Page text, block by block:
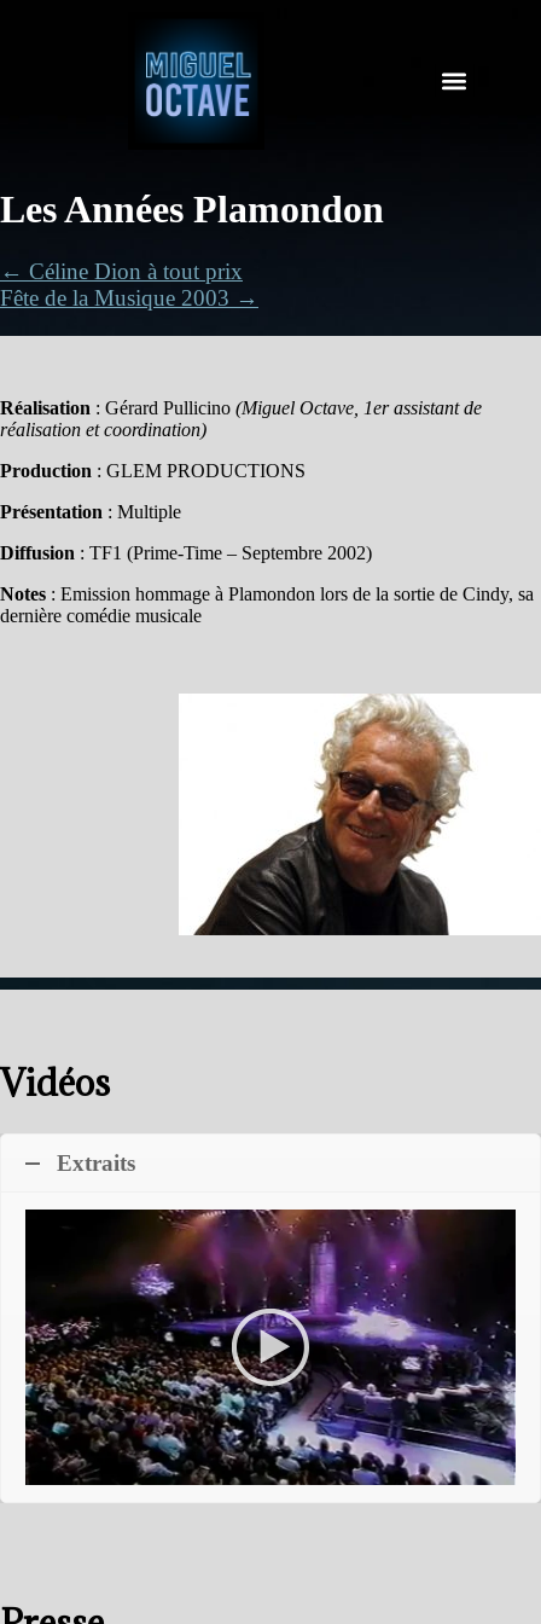
Les Années Plamondon
← Céline Dion à tout prix
Fête de la Musique 2003 →
Réalisation : Gérard Pullicino (Miguel Octave, 1er assistant de
réalisation et coordination)
Production : GLEM PRODUCTIONS
Présentation : Multiple
Diffusion : TF1 (Prime-Time – Septembre 2002)
Notes : Emission hommage à Plamondon lors de la sortie de Cindy, sa
dernière comédie musicale
Vidéos
Extraits